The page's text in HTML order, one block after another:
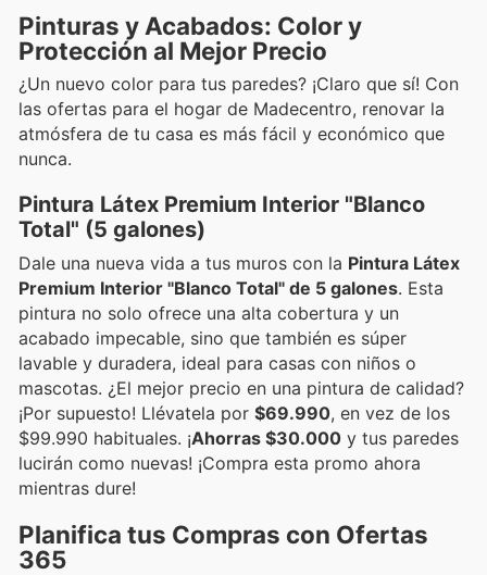
Pinturas y Acabados: Color y
Protección al Mejor Precio
¿Un nuevo color para tus paredes? ¡Claro que sí! Con
las ofertas para el hogar de Madecentro, renovar la
atmósfera de tu casa es más fácil y económico que
nunca.
Pintura Látex Premium Interior "Blanco
Total" (5 galones)
Dale una nueva vida a tus muros con la Pintura Látex
Premium Interior "Blanco Total" de 5 galones. Esta
pintura no solo ofrece una alta cobertura y un
acabado impecable, sino que también es súper
lavable y duradera, ideal para casas con niños o
mascotas. ¿El mejor precio en una pintura de calidad?
¡Por supuesto! Llévatela por $69.990, en vez de los
$99.990 habituales. ¡Ahorras $30.000 y tus paredes
lucirán como nuevas! ¡Compra esta promo ahora
mientras dure!
Planifica tus Compras con Ofertas
365